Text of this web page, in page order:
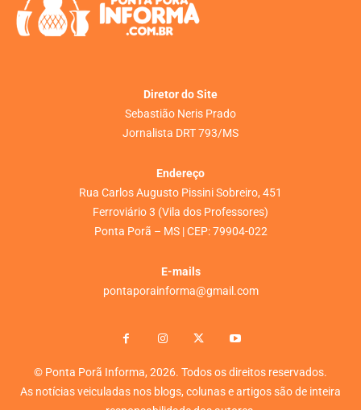
Diretor do Site
Sebastião Neris Prado
Jornalista DRT 793/MS
Endereço
Rua Carlos Augusto Pissini Sobreiro, 451
Ferroviário 3 (Vila dos Professores)
Ponta Porã – MS | CEP: 79904-022
E-mails
pontaporainforma@gmail.com
© Ponta Porã Informa, 2026. Todos os direitos reservados.
As notícias veiculadas nos blogs, colunas e artigos são de inteira